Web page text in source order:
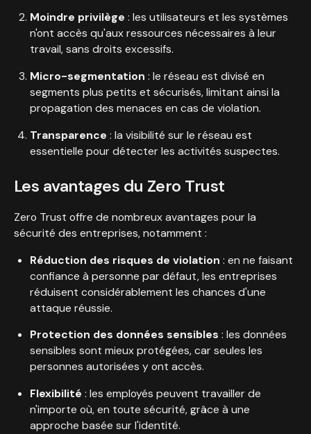
Moindre privilège : les utilisateurs et les systèmes
n'ont accès qu'aux ressources nécessaires à leur
travail, sans droits excessifs.
Micro-segmentation : le réseau est divisé en
segments plus petits et sécurisés, limitant ainsi la
propagation des menaces en cas de violation.
Transparence : la visibilité sur le réseau est
essentielle pour détecter les activités suspectes.
Les avantages du Zero Trust
Zero Trust offre de nombreux avantages pour la
sécurité des entreprises, notamment :
Réduction des risques de violation : en ne faisant
confiance à personne par défaut, les entreprises
réduisent considérablement les chances d'une
attaque réussie.
Protection des données sensibles : les données
sensibles sont mieux protégées, car seules les
personnes autorisées y ont accès.
Flexibilité : les employés peuvent travailler de
n'importe où, en toute sécurité, grâce à une
approche basée sur l'identité.